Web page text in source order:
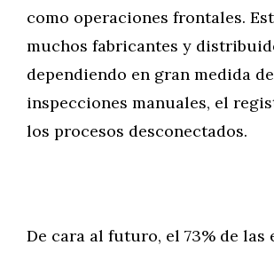
como operaciones frontales.
muchos fabricantes y
dependiendo en gran medida
inspecciones manuales, el
los procesos desconectados.
De cara al futuro, el 73% de las